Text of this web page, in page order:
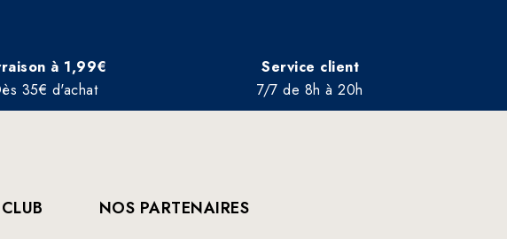
à 1,99€
35€ d'achat
Service client
7/7 de 8h à 20h
NOS PARTENAIRES